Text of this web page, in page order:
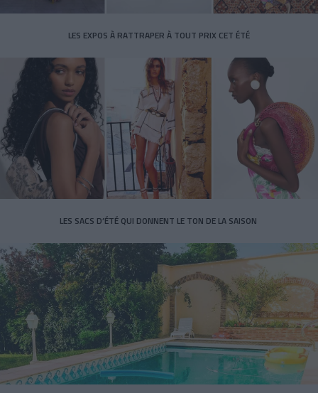
LES EXPOS À RATTRAPER À TOUT PRIX CET ÉTÉ
LES SACS D’ÉTÉ QUI DONNENT LE TON DE LA SAISON